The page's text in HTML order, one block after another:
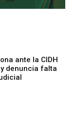
ante la CIDH
denuncia falta